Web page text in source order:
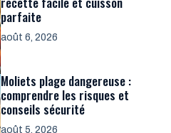
parfaite
août 6, 2026
Moliets plage dangereuse :
comprendre les risques et
conseils sécurité
août 5, 2026